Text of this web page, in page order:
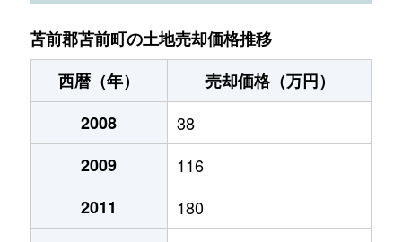
苫前郡苫前町の土地売却価格推移
西暦（年）
売却価格（万円）
2008
38
2009
116
2011
180